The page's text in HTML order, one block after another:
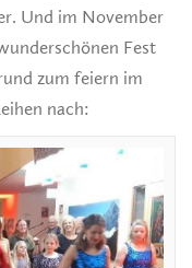
Und im November
Fest
zum feiern im
nach: